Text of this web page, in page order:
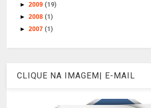
►2009 (19)
►2008 (1)
►2007 (1)
CLIQUE NA IMAGEM| E-MAIL